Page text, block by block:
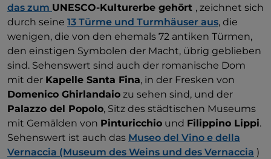
das zum UNESCO-Kulturerbe gehört , zeichnet sich
durch seine 13 Türme und Turmhäuser aus, die
wenigen, die von den ehemals 72 antiken Türmen,
den einstigen Symbolen der Macht, übrig geblieben
sind. Sehenswert sind auch der romanische Dom
mit der Kapelle Santa Fina, in der Fresken von
Domenico Ghirlandaio zu sehen sind, und der
Palazzo del Popolo, Sitz des städtischen Museums
mit Gemälden von Pinturicchio und Filippino Lippi.
Sehenswert ist auch das Museo del Vino e della
Vernaccia (Museum des Weins und des Vernaccia )